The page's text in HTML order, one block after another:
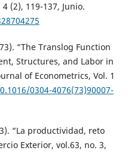
(2), 119-137, Junio.
“The Translog Function
Structures, and Labor in
of Econometrics, Vol. 1
0304-4076(73)90007-
“La productividad, reto
Exterior, vol.63, no. 3,